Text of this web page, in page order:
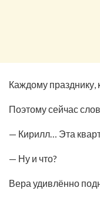
Каждому празднику,
Поэтому сейчас
— Кирилл… Эта
— Ну и что?
Вера удивлённо